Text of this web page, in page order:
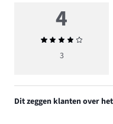
4
Gemiddelde
beoordeling
3
Dit zeggen klanten over